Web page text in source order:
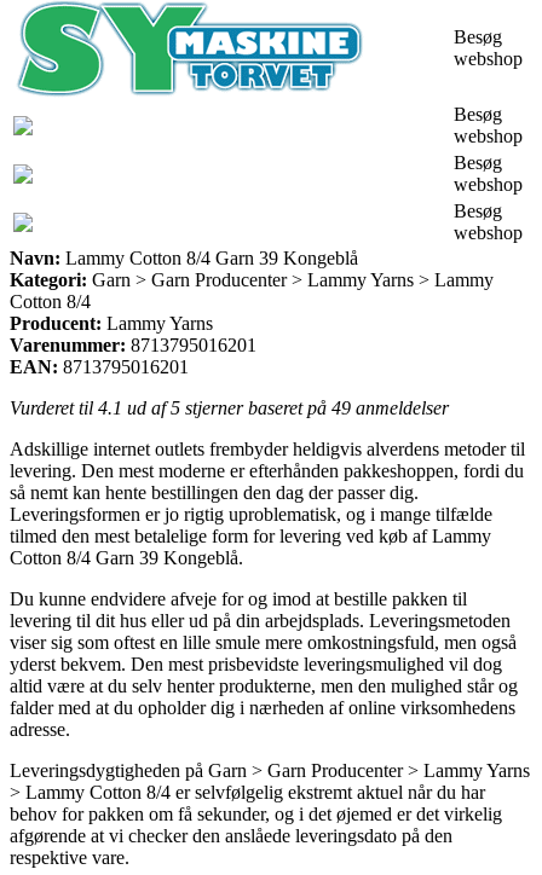
Besøg
webshop
Besøg
webshop
Besøg
webshop
Besøg
webshop
Navn: Lammy Cotton 8/4 Garn 39 Kongeblå
Kategori: Garn > Garn Producenter > Lammy Yarns > Lammy
Cotton 8/4
Producent: Lammy Yarns
Varenummer: 8713795016201
EAN: 8713795016201
Vurderet til 4.1 ud af 5 stjerner baseret på 49 anmeldelser
Adskillige internet outlets frembyder heldigvis alverdens metoder til
levering. Den mest moderne er efterhånden pakkeshoppen, fordi du
så nemt kan hente bestillingen den dag der passer dig.
Leveringsformen er jo rigtig uproblematisk, og i mange tilfælde
tilmed den mest betalelige form for levering ved køb af Lammy
Cotton 8/4 Garn 39 Kongeblå.
Du kunne endvidere afveje for og imod at bestille pakken til
levering til dit hus eller ud på din arbejdsplads. Leveringsmetoden
viser sig som oftest en lille smule mere omkostningsfuld, men også
yderst bekvem. Den mest prisbevidste leveringsmulighed vil dog
altid være at du selv henter produkterne, men den mulighed står og
falder med at du opholder dig i nærheden af online virksomhedens
adresse.
Leveringsdygtigheden på Garn > Garn Producenter > Lammy Yarns
> Lammy Cotton 8/4 er selvfølgelig ekstremt aktuel når du har
behov for pakken om få sekunder, og i det øjemed er det virkelig
afgørende at vi checker den anslåede leveringsdato på den
respektive vare.